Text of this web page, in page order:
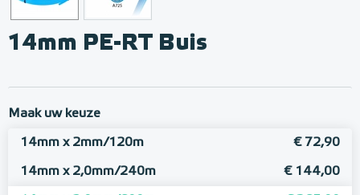
14mm PE-RT Buis
Maak uw keuze
14mm x 2mm/120m € 72,90
14mm x 2,0mm/240m € 144,00